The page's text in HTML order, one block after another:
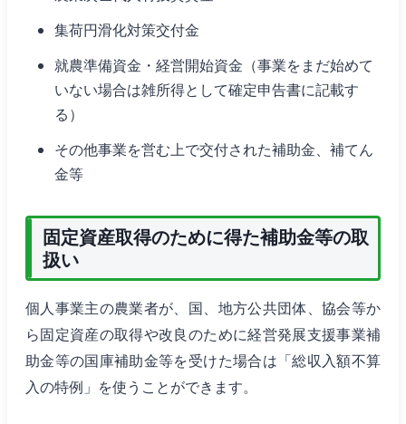
集荷円滑化対策交付金
就農準備資金・経営開始資金（事業をまだ始めて
いない場合は雑所得として確定申告書に記載す
る）
その他事業を営む上で交付された補助金、補てん
金等
固定資産取得のために得た補助金等の取
扱い
個人事業主の農業者が、国、地方公共団体、協会等か
ら固定資産の取得や改良のために経営発展支援事業補
助金等の国庫補助金等を受けた場合は「総収入額不算
入の特例」を使うことができます。